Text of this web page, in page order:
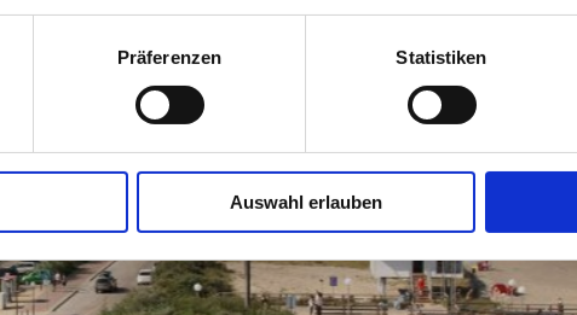
Präferenzen Statistiken
Auswahl erlauben